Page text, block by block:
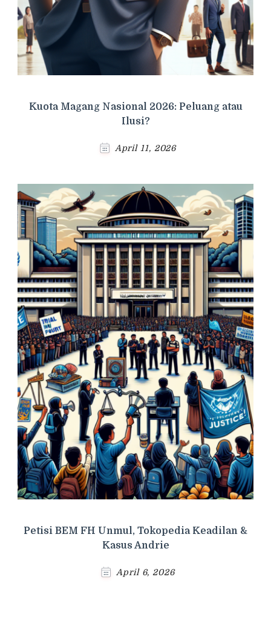
Kuota Magang Nasional 2026: Peluang atau
Ilusi?
April 11, 2026
Petisi BEM FH Unmul, Tokopedia Keadilan &
Kasus Andrie
April 6, 2026